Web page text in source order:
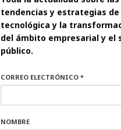
tendencias y estrategias
tecnológica y la
del ámbito empresarial y el
público.
CORREO ELECTRÓNICO *
NOMBRE